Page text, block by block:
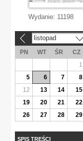
Wydanie: 11198
listopad
PN WT ŚR CZ
1
5
6 7 8
12
13 14 15
19
20 21 22
26
27 28 29
SPIS TREŚCI